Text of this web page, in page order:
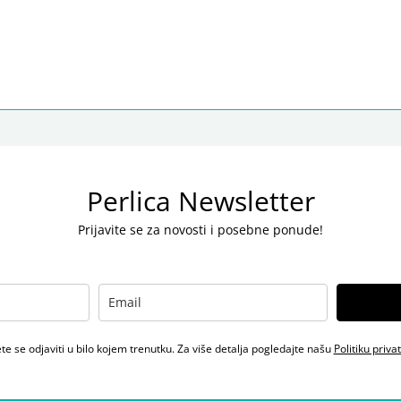
Perlica Newsletter
Prijavite se za novosti i posebne ponude!
se odjaviti u bilo kojem trenutku. Za više detalja pogledajte našu Politiku